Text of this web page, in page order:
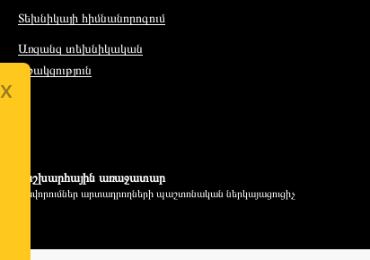
Տեխնիկայի հիմնանորոգում
Առցանց տեխնիկական
աջակցություն
Համաշխարհային առաջատար
սարքավորումներ արտադրողների պաշտոնական ներկայացուցիչ
x